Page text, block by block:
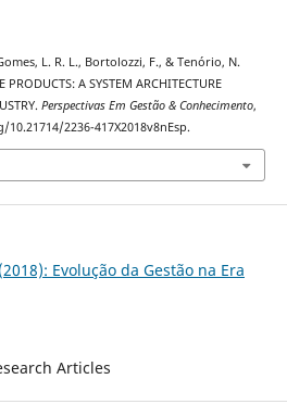
L. R. L., Bortolozzi, F., & Tenório, N.
A SYSTEM ARCHITECTURE
Perspectivas Em Gestão & Conhecimento,
2236-417X2018v8nEsp.
Evolução da Gestão na Era
Articles